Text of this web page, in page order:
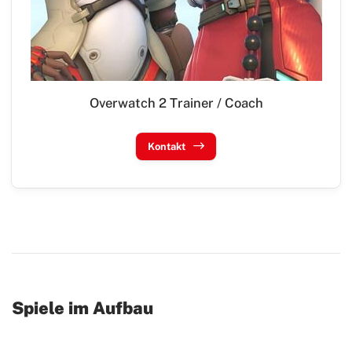
Overwatch 2 Trainer / Coach
Kontakt
Spiele im Aufbau